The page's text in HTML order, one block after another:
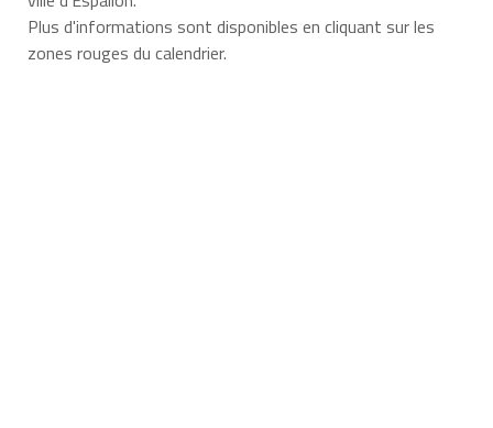
Plus d'informations sont disponibles en cliquant sur les
zones rouges du calendrier.